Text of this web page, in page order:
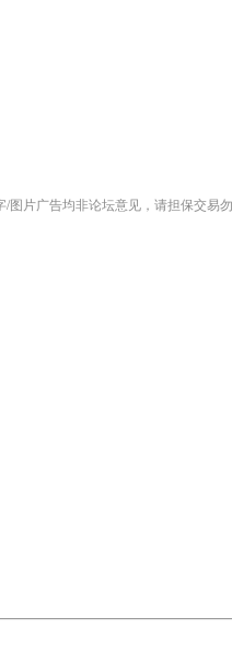
/图片广告均非论坛意见，请担保交易